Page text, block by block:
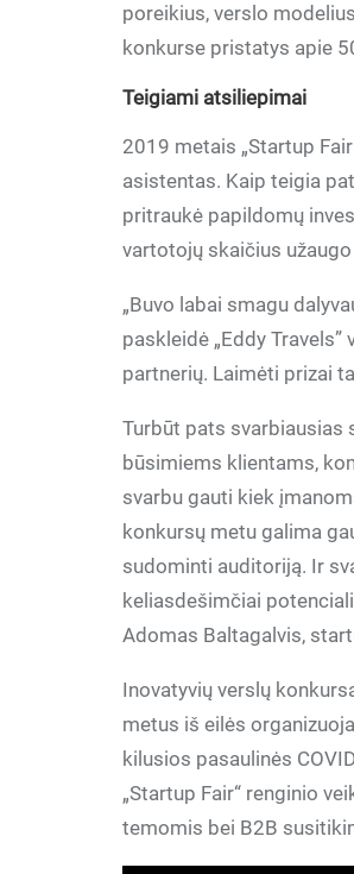
poreikius, verslo
konkurse pristatys apie
Teigiami atsiliepimai
2019 metais „Startup
asistentas. Kaip teigia
pritraukė papildomų
vartotojų skaičius
„Buvo labai smagu
paskleidė „Eddy
partnerių. Laimėti prizai
Turbūt pats svarbiausias
būsimiems klientams,
svarbu gauti kiek
konkursų metu galima
sudominti auditoriją. Ir
keliasdešimčiai
Adomas Baltagalvis,
Inovatyvių verslų
metus iš eilės
kilusios pasaulinės
„Startup Fair“ renginio
temomis bei B2B